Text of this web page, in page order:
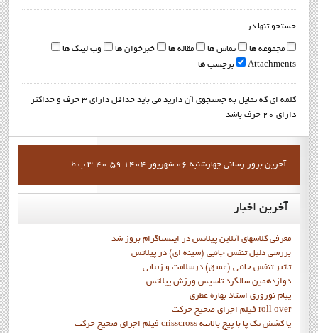
جستجو تنها در :
مجموعه ها تماس ها مقاله ها خبرخوان ها
وب لینک ها
Attachments
برچسب ها
کلمه ای که تمایل به جستجوی آن دارید می باید حداقل دارای 3 حرف و حداکثر
دارای 20 حرف باشد
آخرين بروز رساني چهارشنبه 06 شهریور 1404 3:40:59 ب ظ .
آخرین اخبار
معرفی کلاسهای آنلاین پیلاتس در اینستاگرام بروز شد
بررسی دلیل تنفس جانبی (سینه ای) در پیلاتس
تاثیر تنفس جانبی (عمیق) درسلامت و زیبایی
دوازدهمين سالگرد تاسيس ورزش پيلاتس
پيام نوروزي استاد بهاره عطري
فيلم اجراي صحيح حرکت roll over
فيلم اجراي صحيح حركت crisscross يا كشش تك پا با پيچ بالاتنه